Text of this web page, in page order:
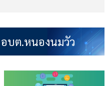
บต.หนองนมวัว